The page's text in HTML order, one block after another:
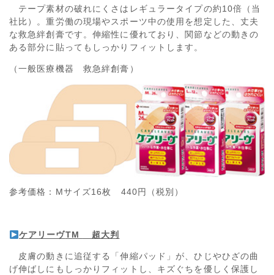
テープ素材の破れにくさはレギュラータイプの約10倍（当
社比）。重労働の現場やスポーツ中の使用を想定した、丈夫
な救急絆創膏です。伸縮性に優れており、関節などの動きの
ある部分に貼ってもしっかりフィットします。
（一般医療機器 救急絆創膏）
参考価格：Mサイズ16枚 440円（税別）
ケアリーヴTM 超大判
皮膚の動きに追従する「伸縮パッド」が、ひじやひざの曲
げ伸ばしにもしっかりフィットし、キズぐちを優しく保護し